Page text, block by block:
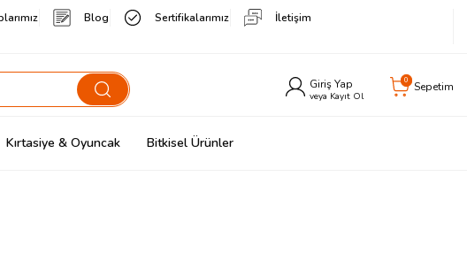
Blog Sertifikalarımız
İletişim
Giriş Yap
veya Kayıt Ol
0 Sepetim
Kırtasiye & Oyuncak Bitkisel Ürünler